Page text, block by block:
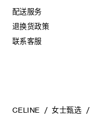
不可熨烫。
不可干洗。
配送服务
退换货政策
联系客服
CELINE 女士甄选